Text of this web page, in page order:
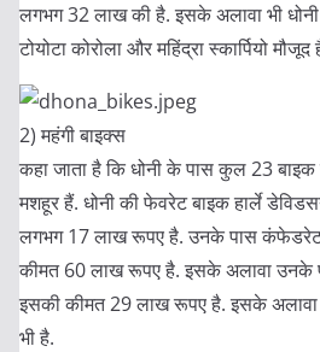
लगभग 32 लाख की है. इसके अलावा भी
टोयोटा कोरोला और महिंद्रा स्कार्पियो मौजूद
2) महंगी बाइक्स
कहा जाता है कि धोनी के पास कुल 23
मशहूर हैं. धोनी की फेवरेट बाइक हार्ले
लगभग 17 लाख रूपए है. उनके पास
कीमत 60 लाख रूपए है. इसके अलावा उनके
इसकी कीमत 29 लाख रूपए है. इसके
भी है.